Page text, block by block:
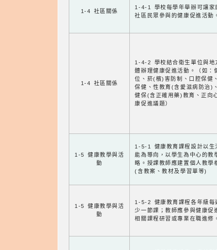
1-4 社區關係
1-4-1 學校每學年舉辦可讓家
社區民眾參與的健康促進活動
1-4 社區關係
1-4-2 學校結合衛生單位與地
體辦理健康促進活動。（如：
位、菸(檳)害防制、口腔保健
保健、性教育(含愛滋病防治)
健保(含正確用藥)教育、正向
康促進議題）
1-5 健康教學與活
動
1-5-1 健康教育課程設計以生
能為導向，以學生為中心的教
略。授課教師應建置個人教學
(含教案、教材及學習單等)
1-5 健康教學與活
動
1-5-2 健康教育課程各年級每
少一節課；教師應參與健康促
相關課程研習或專業在職進修